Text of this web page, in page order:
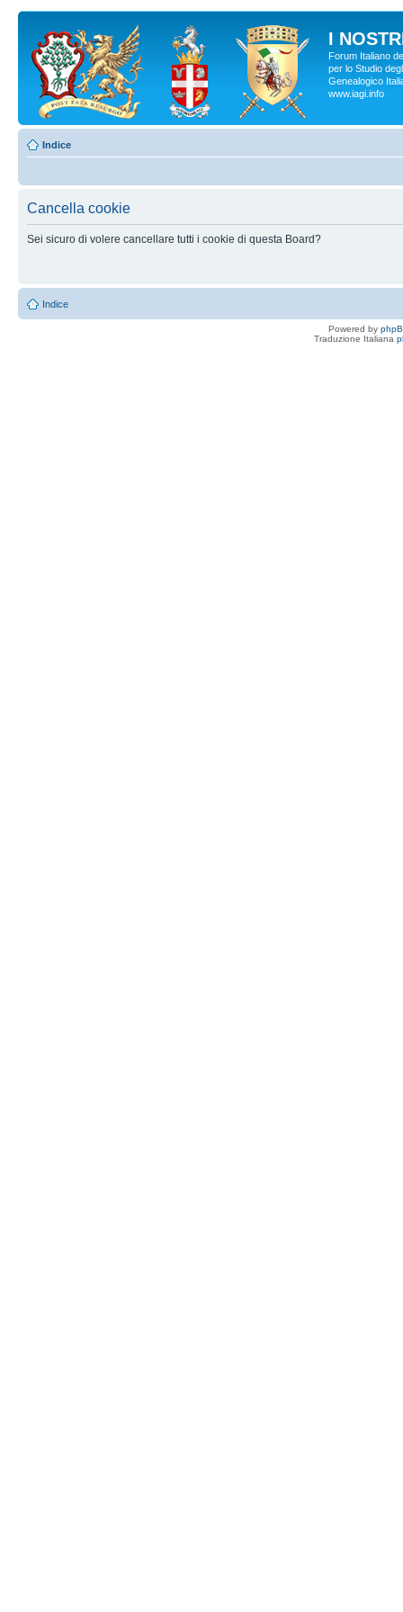
I
Forum Italiano
per lo Studio
Genealogico
www.iagi.info
Indice
Cancella cookie
Sei sicuro di volere cancellare tutti i cookie di questa Board?
Indice
Powered by
Traduzione Italiana